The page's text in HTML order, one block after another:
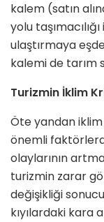
kalem (satın
yolu
ulaştırmaya
kalemi de tarım
Turizmin İklim
Öte yandan
önemli
olaylarının
tu­rizmin zarar
değişikliği
kıyı­lardaki kara